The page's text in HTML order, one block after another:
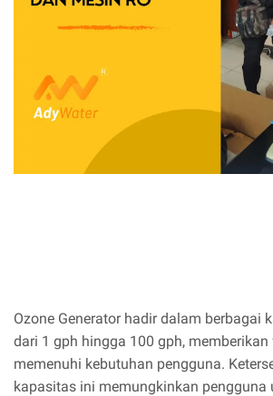
Ozone Generator hadir dalam berbagai
dari 1 gph hingga 100 gph,
memenuhi kebutuhan pengguna.
kapasitas ini memungkinkan pengguna